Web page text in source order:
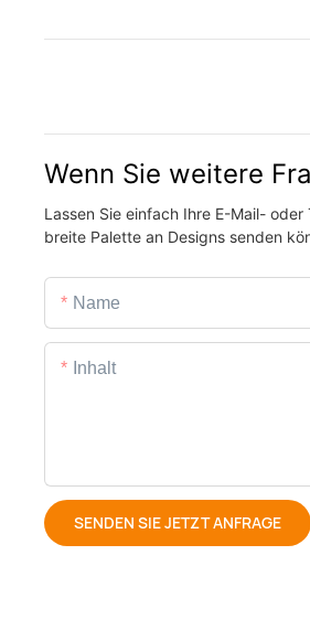
Wenn Sie weitere
Lassen Sie einfach Ihre E-Mail-
breite Palette an Designs senden
Name
Inhalt
SENDEN SIE JETZT ANFRAGE